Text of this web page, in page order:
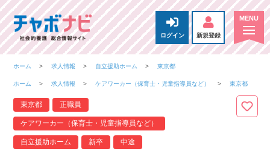
ログイン 新規登録
ホーム 求人情報 自立援助ホーム 東京都
ホーム 求人情報 ケアワーカー（保育士・児童指導員など） 東京都
東京都 正職員
ケアワーカー（保育士・児童指導員など）
自立援助ホーム 新卒 中途